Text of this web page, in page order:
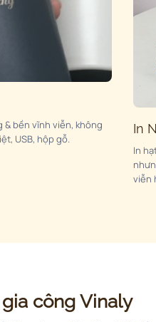
& bền vĩnh viễn, không
USB, hộp gỗ.
In
In
viễn
công Vinaly